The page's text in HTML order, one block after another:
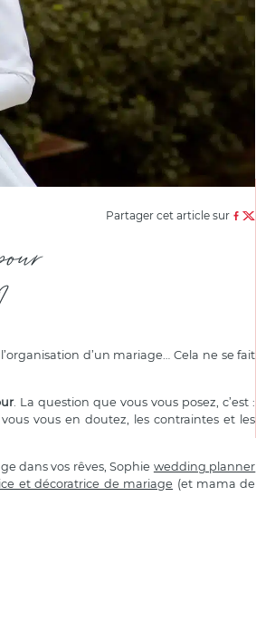
Partager cet article sur
d’un mariage… Cela ne se fait
. La question que vous vous posez, c’est :
vous en doutez, les contraintes et les
dans vos rêves, Sophie wedding planner
et décoratrice de mariage (et mama de